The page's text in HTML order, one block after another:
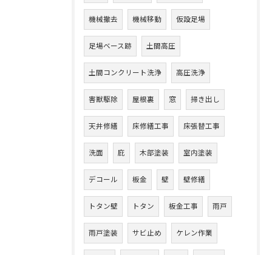
機械撤去 機械移動 仮設足場
足場ベース跡 土間高圧
土間コンクリート洗浄 高圧洗浄
害獣駆除 屋根裏 窓 掃き出し
天井修繕 床修繕工事 床張替工事
洗面 庇 木部塗装 室内塗装
デコール 板金 壁 壁修繕
トタン壁 トタン 板金工事 雨戸
雨戸塗装 サビ止め ケレン作業